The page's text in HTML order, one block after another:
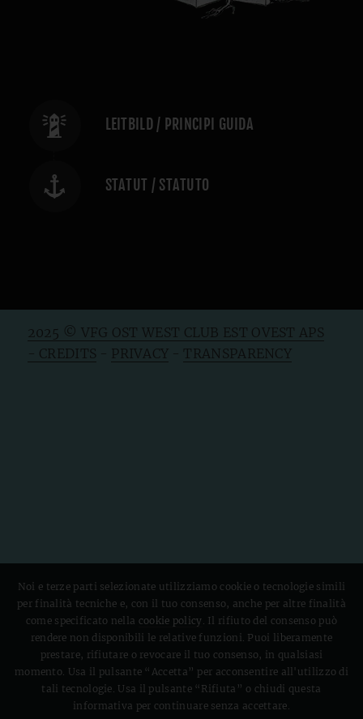
LEITBILD / PRINCIPI GUIDA
STATUT / STATUTO
2025 © VFG OST WEST CLUB EST OVEST APS
- CREDITS
PRIVACY TRANSPARENCY
Noi e terze parti selezionate utilizziamo cookie o tecnologie simili
per finalità tecniche e, con il tuo consenso, anche per altre finalità
come specificato nella cookie policy. Il rifiuto del consenso può
rendere non disponibili le relative funzioni. Puoi liberamente
prestare, rifiutare o revocare il tuo consenso, in qualsiasi
momento. Usa il pulsante “Accetta” per acconsentire all'utilizzo di
tali tecnologie. Usa il pulsante “Rifiuta” o chiudi questa
informativa per continuare senza accettare.